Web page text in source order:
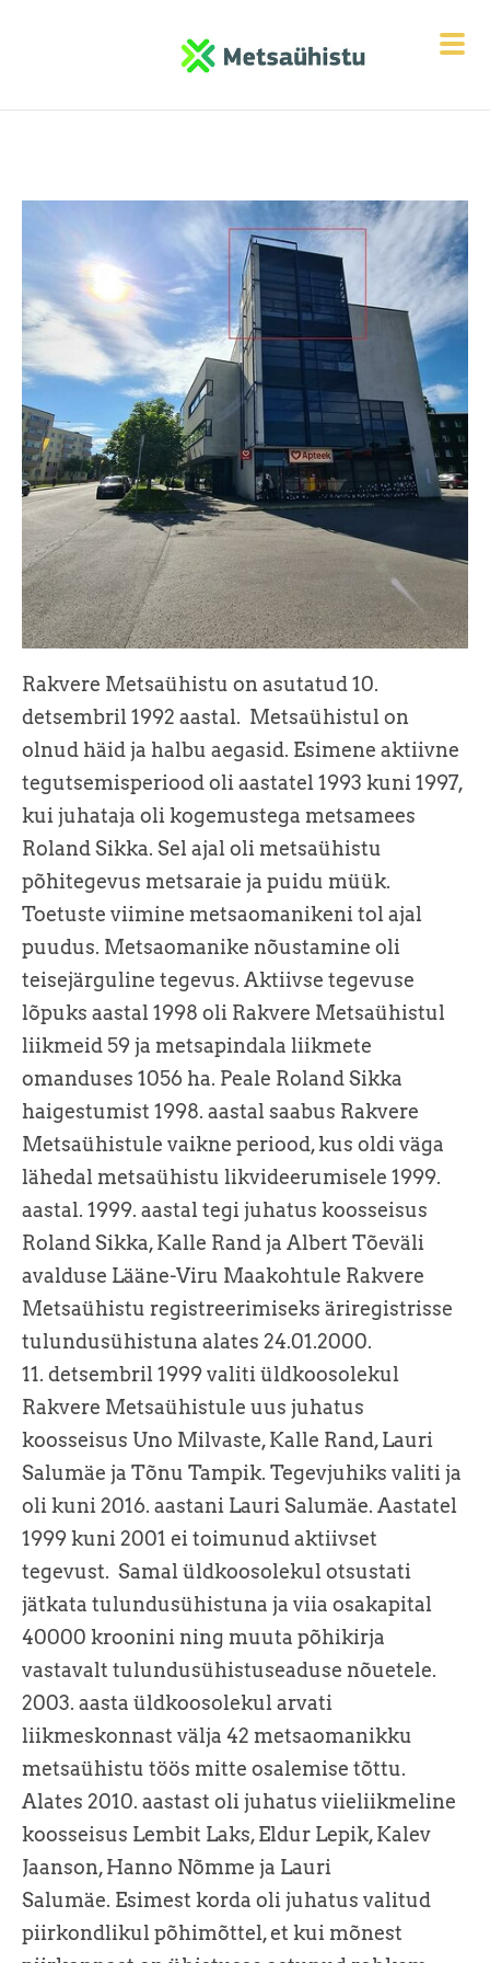
Rakvere Metsaühistu on asutatud 10.
detsembril 1992 aastal. Metsaühistul on
olnud häid ja halbu aegasid. Esimene aktiivne
tegutsemisperiood oli aastatel 1993 kuni 1997,
kui juhataja oli kogemustega metsamees
Roland Sikka. Sel ajal oli metsaühistu
põhitegevus metsaraie ja puidu müük.
Toetuste viimine metsaomanikeni tol ajal
puudus. Metsaomanike nõustamine oli
teisejärguline tegevus. Aktiivse tegevuse
lõpuks aastal 1998 oli Rakvere Metsaühistul
liikmeid 59 ja metsapindala liikmete
omanduses 1056 ha. Peale Roland Sikka
haigestumist 1998. aastal saabus Rakvere
Metsaühistule vaikne periood, kus oldi väga
lähedal metsaühistu likvideerumisele 1999.
aastal. 1999. aastal tegi juhatus koosseisus
Roland Sikka, Kalle Rand ja Albert Tõeväli
avalduse Lääne-Viru Maakohtule Rakvere
Metsaühistu registreerimiseks äriregistrisse
tulundusühistuna alates 24.01.2000.
11. detsembril 1999 valiti üldkoosolekul
Rakvere Metsaühistule uus juhatus
koosseisus Uno Milvaste, Kalle Rand, Lauri
Salumäe ja Tõnu Tampik. Tegevjuhiks valiti ja
oli kuni 2016. aastani Lauri Salumäe. Aastatel
1999 kuni 2001 ei toimunud aktiivset
tegevust. Samal üldkoosolekul otsustati
jätkata tulundusühistuna ja viia osakapital
40000 kroonini ning muuta põhikirja
vastavalt tulundusühistuseaduse nõuetele.
2003. aasta üldkoosolekul arvati
liikmeskonnast välja 42 metsaomanikku
metsaühistu töös mitte osalemise tõttu.
Alates 2010. aastast oli juhatus viieliikmeline
koosseisus Lembit Laks, Eldur Lepik, Kalev
Jaanson, Hanno Nõmme ja Lauri
Salumäe. Esimest korda oli juhatus valitud
piirkondlikul põhimõttel, et kui mõnest